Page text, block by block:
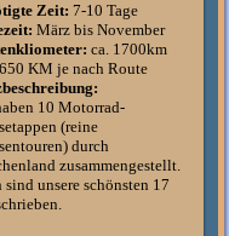
Zeit: 7-10 Tage
März bis November
ca. 1700km
KM je nach Route
10 Motorrad-
(reine
durch
zusammengestellt.
sind unsere schönsten 17